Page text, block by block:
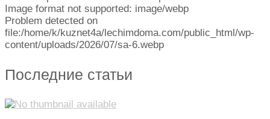
Image format not supported: image/webp
Problem detected on
file:/home/k/kuznet4a/lechimdoma.com/public_html/wp-
content/uploads/2026/07/sa-6.webp
Последние статьи